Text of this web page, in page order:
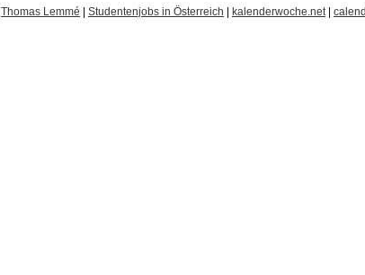
Thomas Lemmé Studentenjobs in Österreich kalenderwoche.net|